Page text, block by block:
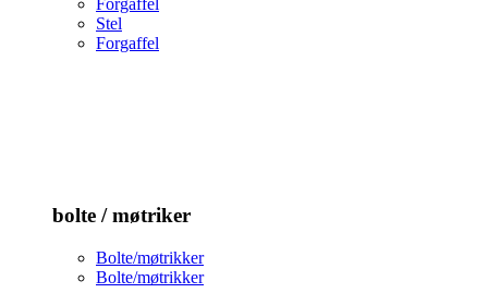
Stel
Forgaffel
bolte / møtriker
Bolte/møtrikker
Bolte/møtrikker